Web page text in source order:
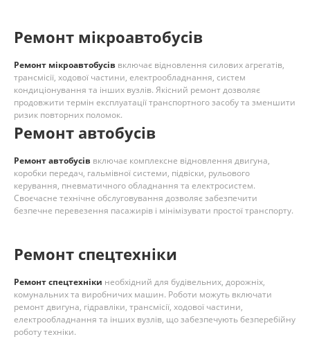
Ремонт мікроавтобусів
Ремонт мікроавтобусів включає відновлення силових агрегатів,
трансмісії, ходової частини, електрообладнання, систем
кондиціонування та інших вузлів. Якісний ремонт дозволяє
продовжити термін експлуатації транспортного засобу та зменшити
ризик повторних поломок.
Ремонт автобусів
Ремонт автобусів включає комплексне відновлення двигуна,
коробки передач, гальмівної системи, підвіски, рульового
керування, пневматичного обладнання та електросистем.
Своєчасне технічне обслуговування дозволяє забезпечити
безпечне перевезення пасажирів і мінімізувати простої транспорту.
Ремонт спецтехніки
Ремонт спецтехніки необхідний для будівельних, дорожніх,
комунальних та виробничих машин. Роботи можуть включати
ремонт двигуна, гідравліки, трансмісії, ходової частини,
електрообладнання та інших вузлів, що забезпечують безперебійну
роботу техніки.